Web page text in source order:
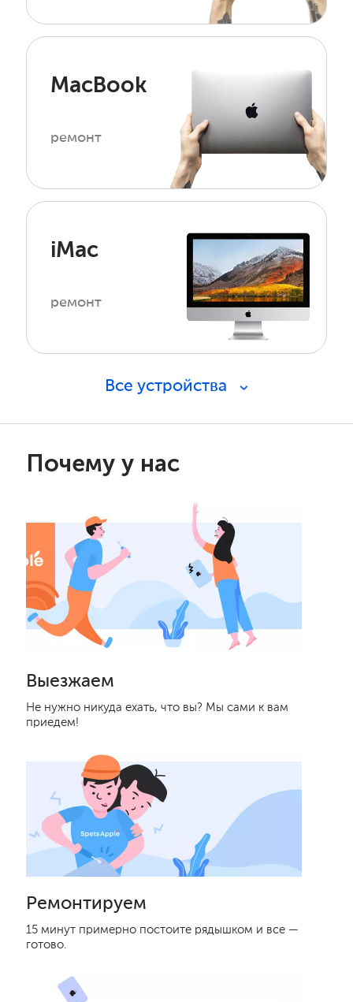
MacBook
ремонт
iMac
ремонт
Все устройства
Почему у нас
Выезжаем
Не нужно никуда ехать, что вы? Мы сами к вам
приедем!
Ремонтируем
15 минут примерно постоите рядышком и все —
готово.